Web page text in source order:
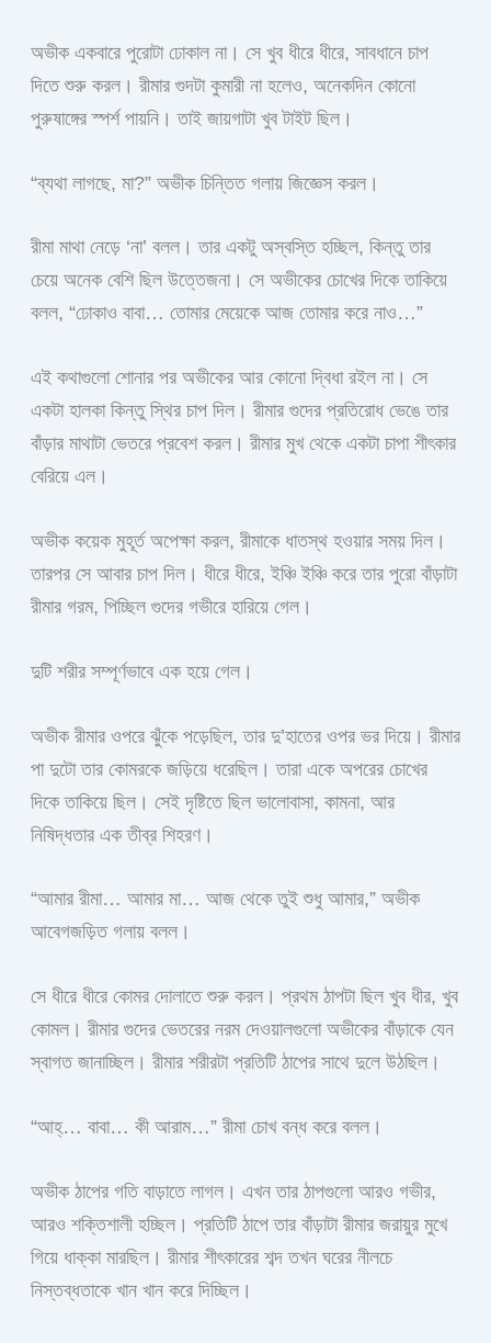
অভীক একবারে পুরোটা ঢোকাল না। সে খুব ধীরে ধীরে, সাবধানে চাপ
দিতে শুরু করল। রীমার গুদটা কুমারী না হলেও, অনেকদিন কোনো
পুরুষাঙ্গের স্পর্শ পায়নি। তাই জায়গাটা খুব টাইট ছিল।
“ব্যথা লাগছে, মা?” অভীক চিন্তিত গলায় জিজ্ঞেস করল।
রীমা মাথা নেড়ে ‘না’ বলল। তার একটু অস্বস্তি হচ্ছিল, কিন্তু তার
চেয়ে অনেক বেশি ছিল উত্তেজনা। সে অভীকের চোখের দিকে তাকিয়ে
বলল, “ঢোকাও বাবা… তোমার মেয়েকে আজ তোমার করে নাও…”
এই কথাগুলো শোনার পর অভীকের আর কোনো দ্বিধা রইল না। সে
একটা হালকা কিন্তু স্থির চাপ দিল। রীমার গুদের প্রতিরোধ ভেঙে তার
বাঁড়ার মাথাটা ভেতরে প্রবেশ করল। রীমার মুখ থেকে একটা চাপা শীৎকার
বেরিয়ে এল।
অভীক কয়েক মুহূর্ত অপেক্ষা করল, রীমাকে ধাতস্থ হওয়ার সময় দিল।
তারপর সে আবার চাপ দিল। ধীরে ধীরে, ইঞ্চি ইঞ্চি করে তার পুরো বাঁড়াটা
রীমার গরম, পিচ্ছিল গুদের গভীরে হারিয়ে গেল।
দুটি শরীর সম্পূর্ণভাবে এক হয়ে গেল।
অভীক রীমার ওপরে ঝুঁকে পড়েছিল, তার দু’হাতের ওপর ভর দিয়ে। রীমার
পা দুটো তার কোমরকে জড়িয়ে ধরেছিল। তারা একে অপরের চোখের
দিকে তাকিয়ে ছিল। সেই দৃষ্টিতে ছিল ভালোবাসা, কামনা, আর
নিষিদ্ধতার এক তীব্র শিহরণ।
“আমার রীমা… আমার মা… আজ থেকে তুই শুধু আমার,” অভীক
আবেগজড়িত গলায় বলল।
সে ধীরে ধীরে কোমর দোলাতে শুরু করল। প্রথম ঠাপটা ছিল খুব ধীর, খুব
কোমল। রীমার গুদের ভেতরের নরম দেওয়ালগুলো অভীকের বাঁড়াকে যেন
স্বাগত জানাচ্ছিল। রীমার শরীরটা প্রতিটি ঠাপের সাথে দুলে উঠছিল।
“আহ্… বাবা… কী আরাম…” রীমা চোখ বন্ধ করে বলল।
অভীক ঠাপের গতি বাড়াতে লাগল। এখন তার ঠাপগুলো আরও গভীর,
আরও শক্তিশালী হচ্ছিল। প্রতিটি ঠাপে তার বাঁড়াটা রীমার জরায়ুর মুখে
গিয়ে ধাক্কা মারছিল। রীমার শীৎকারের শব্দ তখন ঘরের নীলচে
নিস্তব্ধতাকে খান খান করে দিচ্ছিল।